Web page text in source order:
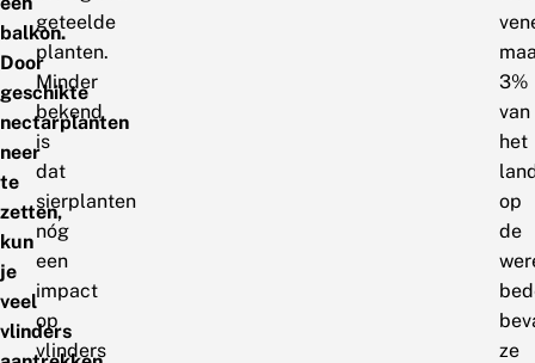
balkon.
Door
geschikte
nectarplanten
neer
te
zetten,
kun
je
veel
vlinders
geteelde
planten.
Minder
bekend
is
dat
sierplanten
nóg
een
impact
op
vlinders
3%
van
het
op
de
ze